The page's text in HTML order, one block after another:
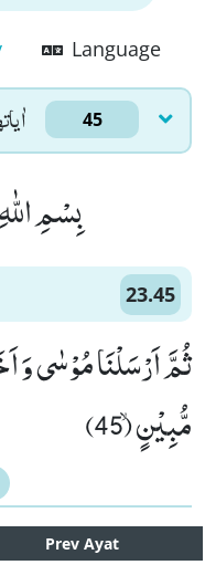
Language
45
بِسْمِ
23.45
ثُمَّ اَرْسَلْنَا مُوْسٰى وَ
مُّبِیْنٍۙ (45)
Prev Ayat